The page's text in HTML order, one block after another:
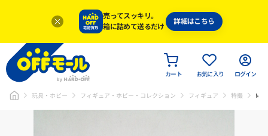
売ってスッキリ。
箱に詰めて送るだけ
詳細はこちら
カート お気に入り ログイン
玩具・ホビー フィギュア・ホビー・コレクション フィギュア 特撮